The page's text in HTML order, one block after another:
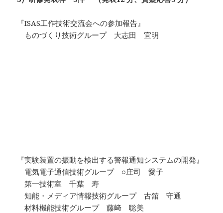
『ISAS工作技術交流会への参加報告』
ものづくり技術グループ 大志田 宜明
『実験装置の振動を検出する警報通知システムの開発』
電気電子通信技術グループ ○庄司 愛子
第一技術室 千葉 寿
知能・メディア情報技術グループ 古舘 守通
材料機能技術グループ 藤﨑 聡美